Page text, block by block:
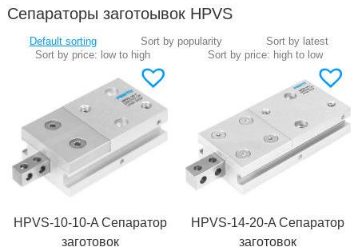
Сепараторы заготоывок HPVS
HPVS-10-10-A Сепаратор
заготовок
HPVS-14-20-A Сепаратор
заготовок